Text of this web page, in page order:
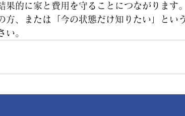
的に家と費用を守ることにつながります。
方、または「今の状態だけ知りたい」とい
い。